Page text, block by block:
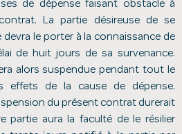
de dépense faisant obstacle à
La partie désireuse de se
devra le porter à la connaissance de
de huit jours de sa survenance.
alors suspendue pendant tout le
effets de la cause de dépense.
du présent contrat durerait
partie aura la faculté de le résilier